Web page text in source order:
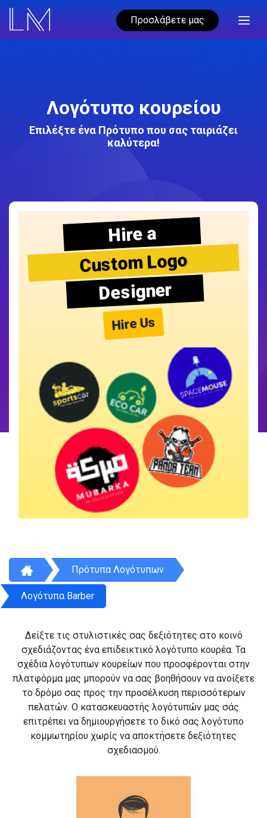
Προσλάβετε μας
Λογότυπο κουρείου
Επιλέξτε ένα Πρότυπο που σας ταιριάζει
καλύτερα!
Hire a
Custom Logo
Designer
Hire Us
Πρότυπα Λογότυπων
Λογότυπα Barber
Δείξτε τις στυλιστικές σας δεξιότητες στο κοινό
σχεδιάζοντας ένα επιδεικτικό λογότυπο κουρέα. Τα
σχέδια λογότυπων κουρείων που προσφέρονται στην
πλατφόρμα μας μπορούν να σας βοηθήσουν να ανοίξετε
το δρόμο σας προς την προσέλκυση περισσότερων
πελατών. Ο κατασκευαστής λογότυπών μας σάς
επιτρέπει να δημιουργήσετε το δικό σας λογότυπο
κομμωτηρίου χωρίς να αποκτήσετε δεξιότητες
σχεδιασμού.